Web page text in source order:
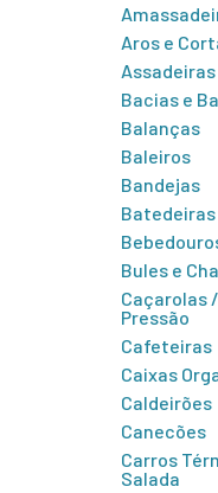
Aros e
Assadeiras
Bacias e
Balanças
Baleiros
Bandejas
Batedeiras
Bules e
Caçarolas
Pressão
Cafeteiras
Caixas
Caldeirões
Canecões
Carros
Salada